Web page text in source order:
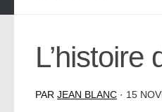
PAR JEAN BLANC · 15